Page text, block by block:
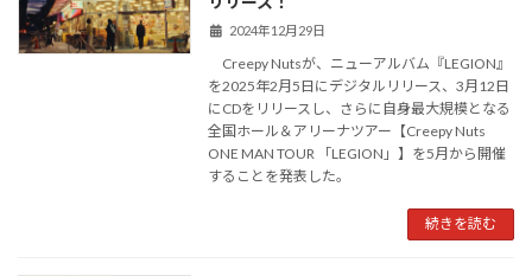
2024年12月29日
Creepy Nutsが、ニューアルバム『LEGION』
を2025年2月5日にデジタルリリース、3月12日
にCDをリリースし、さらに自身最大規模となる
全国ホール＆アリーナツアー【Creepy Nuts
ONE MAN TOUR 「LEGION」】を5月から開催
することを発表した。
続きを読む